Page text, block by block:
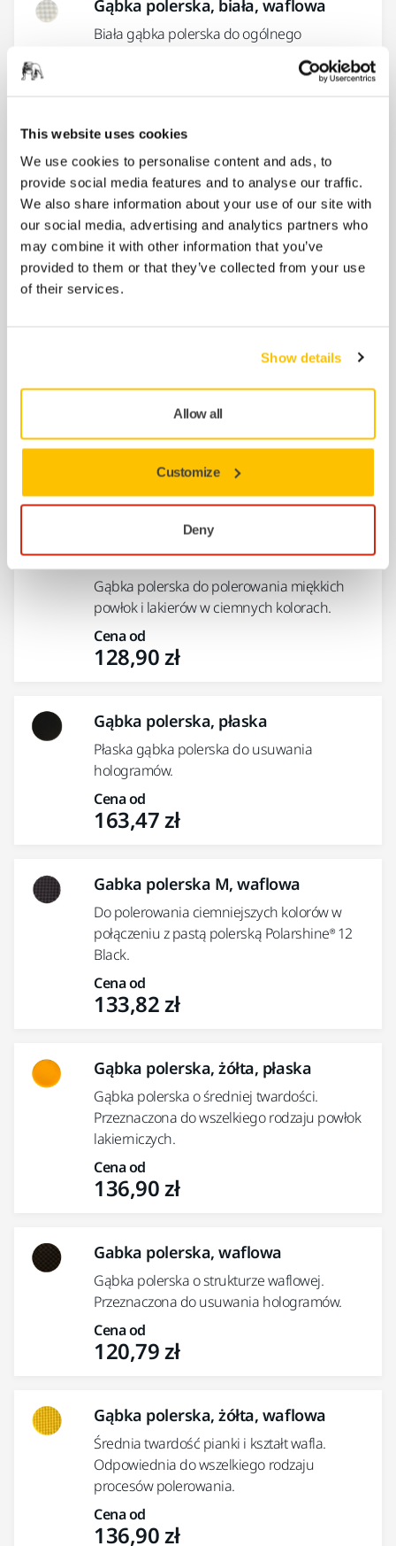
This website uses cookies
We use cookies to personalise content and ads, to
provide social media features and to analyse our traffic.
We also share information about your use of our site with
our social media, advertising and analytics partners who
may combine it with other information that you’ve
provided to them or that they’ve collected from your use
of their services.
Show details
Allow all
Customize
Deny
Gąbka polerska, biała, waflowa
Biała gąbka polerska do ogólnego
Gąbka polerska, burgundowa,
płaska
Płaska gąbka polerska, odpowiednia do
polerowania małych powierzchni i
trudnodostępnych miejsc.
Cena od
sztywności. Do uzytku z polerką Mirka®...
Cena od
476,50 zł
Gąbka polerska, pomarańczowa,
waflowa
Gąbka polerska do polerowania miękkich
powłok i lakierów w ciemnych kolorach.
Cena od
128,90 zł
Gąbka polerska, płaska
Płaska gąbka polerska do usuwania
hologramów.
Cena od
163,47 zł
Gabka polerska M, waflowa
Do polerowania ciemniejszych kolorów w
połączeniu z pastą polerską Polarshine® 12
Black.
Cena od
133,82 zł
Gąbka polerska, żółta, płaska
Gąbka polerska o średniej twardości.
Przeznaczona do wszelkiego rodzaju powłok
lakierniczych.
Cena od
136,90 zł
Gabka polerska, waflowa
Gąbka polerska o strukturze waflowej.
Przeznaczona do usuwania hologramów.
Cena od
120,79 zł
Gąbka polerska, żółta, waflowa
Średnia twardość pianki i kształt wafla.
Odpowiednia do wszelkiego rodzaju
procesów polerowania.
Cena od
136,90 zł